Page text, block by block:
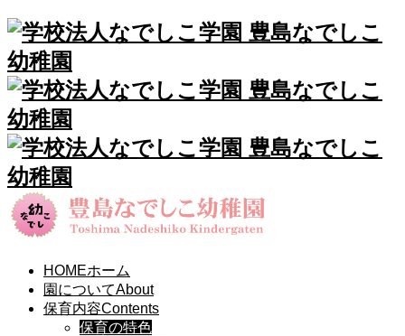
HOMEホーム
園についてAbout
保育内容Contents
保育の特色